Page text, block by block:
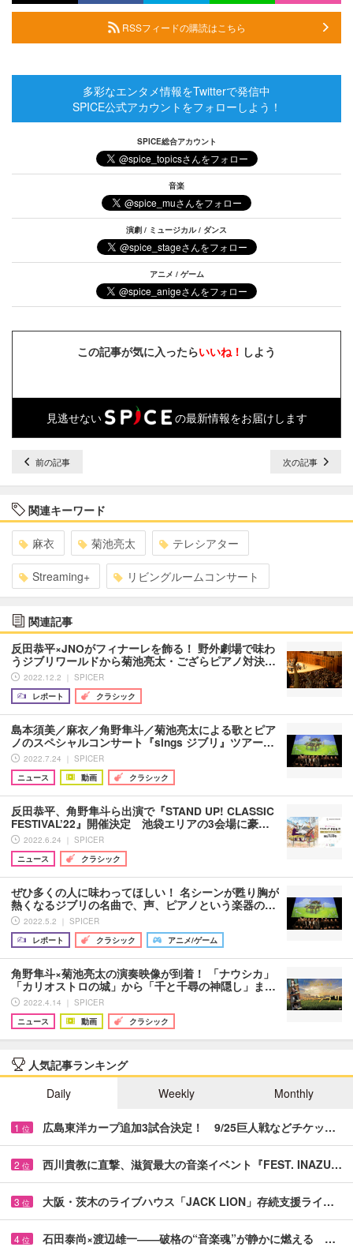
RSSフィードの購読はこちら
多彩なエンタメ情報をTwitterで発信中
SPICE公式アカウントをフォローしよう！
SPICE総合アカウント
音楽
演劇 / ミュージカル / ダンス
アニメ / ゲーム
この記事が気に入ったらいいね！ しよう
見逃せない の最新情報をお届けします
前の記事 次の記事
関連キーワード
麻衣 菊池亮太 テレシアター
Streaming+ リビングルームコンサート
関連記事
反田恭平×JNOがフィナーレを飾る！ 野外劇場で味わ
うジブリワールドから菊池亮太・ござらピアノ対決…
2022.12.2 ｜ SPICER
レポート
クラシック
島本須美／麻衣／角野隼斗／菊池亮太による歌とピア
ノのスペシャルコンサート『sings ジブリ』ツアー…
2022.7.24 ｜ SPICER
ニュース
動画 クラシック
反田恭平、角野隼斗ら出演で『STAND UP! CLASSIC
FESTIVAL’22』開催決定 池袋エリアの3会場に豪…
2022.6.24 ｜ SPICER
ニュース
クラシック
ぜひ多くの人に味わってほしい！ 名シーンが甦り胸が
熱くなるジブリの名曲で、声、ピアノという楽器の…
2022.5.2 ｜ SPICER
レポート
クラシック アニメ/ゲーム
角野隼斗×菊池亮太の演奏映像が到着！ 「ナウシカ」
「カリオストロの城」から「千と千尋の神隠し」ま…
2022.4.14 ｜ SPICER
ニュース
動画 クラシック
人気記事ランキング
Daily
Weekly Monthly
1 位 広島東洋カープ追加3試合決定！ 9/25巨人戦などチケッ…
2 位 西川貴教に直撃、滋賀最大の音楽イベント『FEST. INAZU…
3 位 大阪・茨木のライブハウス「JACK LION」存続支援ライ…
4 位 石田泰尚×渡辺雄一――破格の“音楽魂”が静かに燃える …